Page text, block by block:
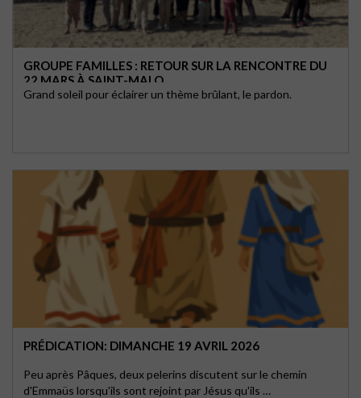
GROUPE FAMILLES : RETOUR SUR LA RENCONTRE DU
22 MARS À SAINT-MALO
Grand soleil pour éclairer un thème brûlant, le pardon.
PRÉDICATION: DIMANCHE 19 AVRIL 2026
Peu après Pâques, deux pelerins discutent sur le chemin
d'Emmaüs lorsqu'ils sont rejoint par Jésus qu'ils …